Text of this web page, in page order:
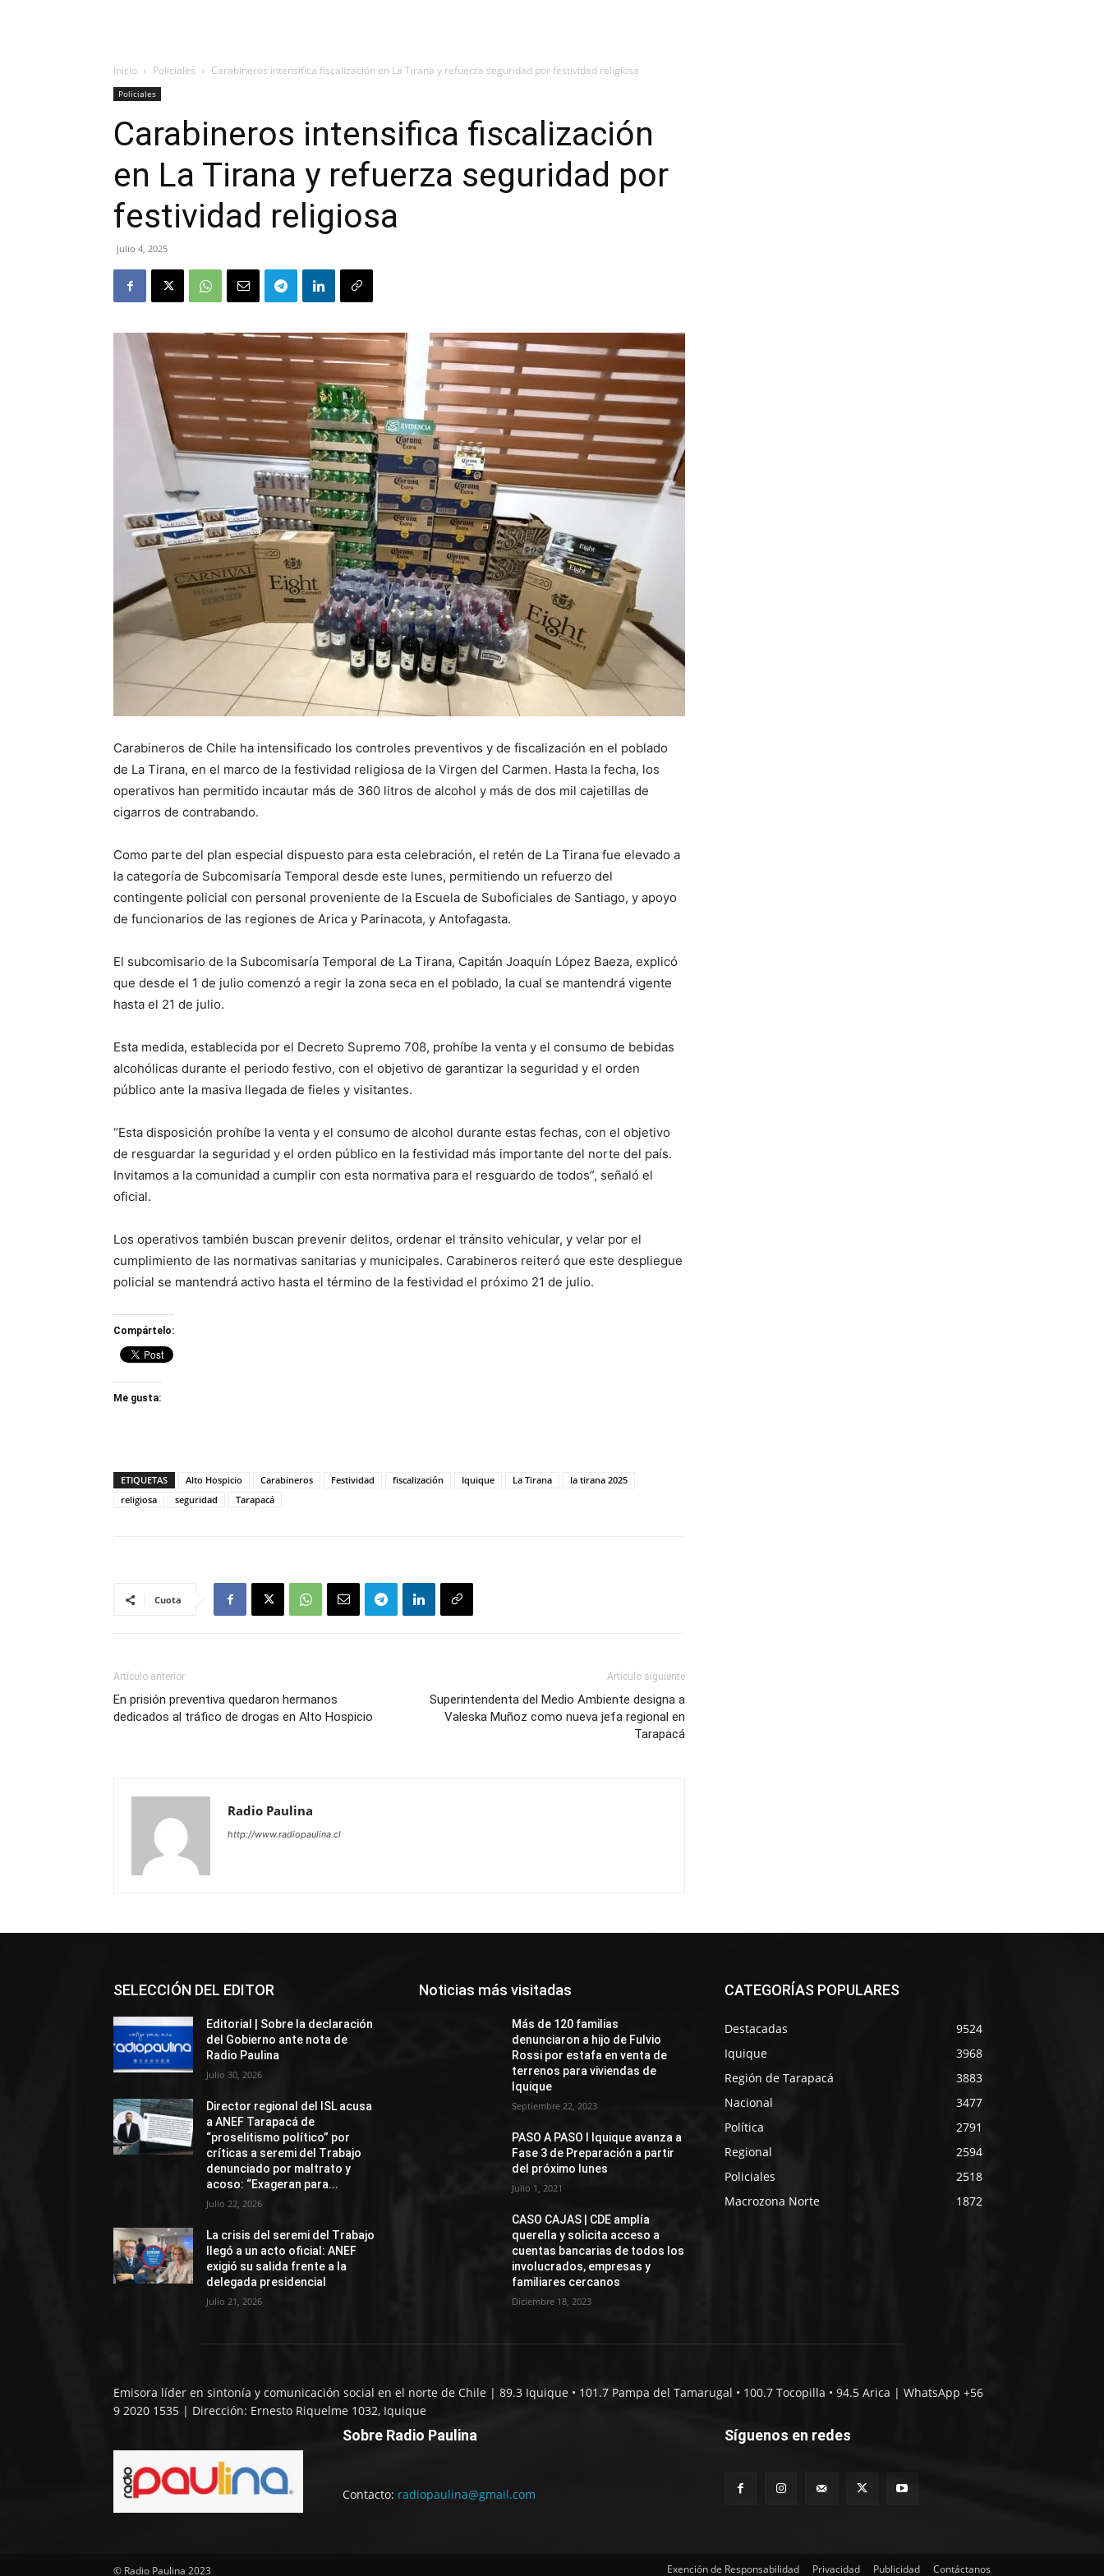
Inicio Policiales Carabineros intensifica fiscalización en La Tirana y refuerza seguridad por festividad religiosa
Policiales
Carabineros intensifica fiscalización
en La Tirana y refuerza seguridad por
festividad religiosa
Julio 4, 2025
Carabineros de Chile ha intensificado los controles preventivos y de fiscalización en el poblado
de La Tirana, en el marco de la festividad religiosa de la Virgen del Carmen. Hasta la fecha, los
operativos han permitido incautar más de 360 litros de alcohol y más de dos mil cajetillas de
cigarros de contrabando.
Como parte del plan especial dispuesto para esta celebración, el retén de La Tirana fue elevado a
la categoría de Subcomisaría Temporal desde este lunes, permitiendo un refuerzo del
contingente policial con personal proveniente de la Escuela de Suboficiales de Santiago, y apoyo
de funcionarios de las regiones de Arica y Parinacota, y Antofagasta.
El subcomisario de la Subcomisaría Temporal de La Tirana, Capitán Joaquín López Baeza, explicó
que desde el 1 de julio comenzó a regir la zona seca en el poblado, la cual se mantendrá vigente
hasta el 21 de julio.
Esta medida, establecida por el Decreto Supremo 708, prohíbe la venta y el consumo de bebidas
alcohólicas durante el periodo festivo, con el objetivo de garantizar la seguridad y el orden
público ante la masiva llegada de fieles y visitantes.
“Esta disposición prohíbe la venta y el consumo de alcohol durante estas fechas, con el objetivo
de resguardar la seguridad y el orden público en la festividad más importante del norte del país.
Invitamos a la comunidad a cumplir con esta normativa para el resguardo de todos”, señaló el
oficial.
Los operativos también buscan prevenir delitos, ordenar el tránsito vehicular, y velar por el
cumplimiento de las normativas sanitarias y municipales. Carabineros reiteró que este despliegue
policial se mantendrá activo hasta el término de la festividad el próximo 21 de julio.
Compártelo:
Me gusta:
ETIQUETAS Alto Hospicio Carabineros Festividad fiscalización Iquique La Tirana
la tirana 2025
religiosa
seguridad Tarapacá
Cuota
Artículo anterior
En prisión preventiva quedaron hermanos
dedicados al tráfico de drogas en Alto Hospicio
Artículo siguiente
Superintendenta del Medio Ambiente designa a
Valeska Muñoz como nueva jefa regional en
Tarapacá
Radio Paulina
http://www.radiopaulina.cl
SELECCIÓN DEL EDITOR
Editorial | Sobre la declaración
del Gobierno ante nota de
Radio Paulina
Julio 30, 2026
Director regional del ISL acusa
a ANEF Tarapacá de
“proselitismo político” por
críticas a seremi del Trabajo
denunciado por maltrato y
acoso: “Exageran para...
Julio 22, 2026
La crisis del seremi del Trabajo
llegó a un acto oficial: ANEF
exigió su salida frente a la
delegada presidencial
Julio 21, 2026
Noticias más visitadas
Más de 120 familias
denunciaron a hijo de Fulvio
Rossi por estafa en venta de
terrenos para viviendas de
Iquique
Septiembre 22, 2023
PASO A PASO I Iquique avanza a
Fase 3 de Preparación a partir
del próximo lunes
Julio 1, 2021
CASO CAJAS | CDE amplía
querella y solicita acceso a
cuentas bancarias de todos los
involucrados, empresas y
familiares cercanos
Diciembre 18, 2023
CATEGORÍAS POPULARES
Destacadas
9524
Iquique
3968
Región de Tarapacá
3883
Nacional
3477
Política
2791
Regional
2594
Policiales
2518
Macrozona Norte
1872
Emisora líder en sintonía y comunicación social en el norte de Chile | 89.3 Iquique • 101.7 Pampa del Tamarugal • 100.7 Tocopilla • 94.5 Arica | WhatsApp +56
9 2020 1535 | Dirección: Ernesto Riquelme 1032, Iquique
Sobre Radio Paulina
Contacto: radiopaulina@gmail.com
Síguenos en redes
© Radio Paulina 2023 Exención de Responsabilidad Privacidad Publicidad Contáctanos